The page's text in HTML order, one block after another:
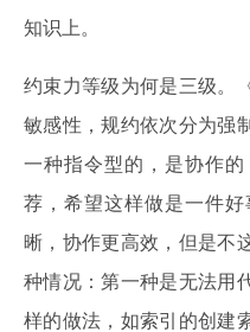
知识上。
约束力等级为何是三级。
敏感性，规约依次分为强
一种指令型的，是协作
荐，希望这样做是一件
晰，协作更高效，但是不
种情况：第一种是无法用
样的做法，如索引的创建